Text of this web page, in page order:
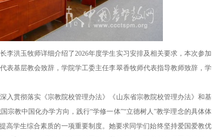
李洪玉牧师详细介绍了2026年度学生实习安排及相关要求，本次参加
表基层教会致辞，学院学工委主任李翠香牧师代表指导教师致辞，学
入贯彻落实《宗教院校管理办法》《山东省宗教院校管理办法》和基
宗教中国化办学方向，践行“学修一体”“立德树人”教学理念的具体体
高学生综合素质的一项重要制度。她要求同学们始终坚持爱国爱教优